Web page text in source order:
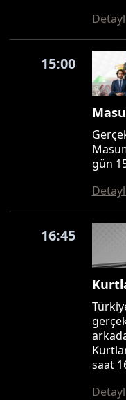
15:00
gün
16:45
saat